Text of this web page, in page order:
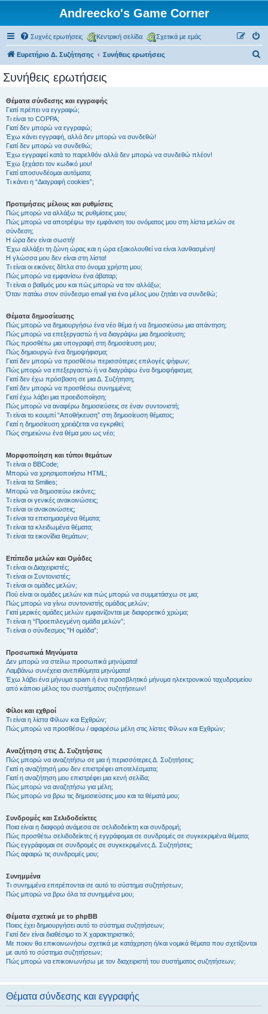
Andreecko's Game Corner
Συχνές ερωτήσεις Κεντρική σελίδα Σχετικά με εμάς
Ευρετήριο Δ. Συζήτησης Συνήθεις ερωτήσεις
Συνήθεις ερωτήσεις
Θέματα σύνδεσης και εγγραφής
Γιατί πρέπει να εγγραφώ;
Τι είναι το COPPA;
Γιατί δεν μπορώ να εγγραφώ;
Έχω κάνει εγγραφή, αλλά δεν μπορώ να συνδεθώ!
Γιατί δεν μπορώ να συνδεθώ;
Έχω εγγραφεί κατά το παρελθόν αλλά δεν μπορώ να συνδεθώ πλέον!
Έχω ξεχάσει τον κωδικό μου!
Γιατί αποσυνδέομαι αυτόματα;
Τι κάνει η “Διαγραφή cookies”;
Προτιμήσεις μέλους και ρυθμίσεις
Πώς μπορώ να αλλάξω τις ρυθμίσεις μου;
Πώς μπορώ να αποτρέψω την εμφάνιση του ονόματος μου στη λίστα μελών σε
σύνδεση;
Η ώρα δεν είναι σωστή!
Έχω αλλάξει τη ζώνη ώρας και η ώρα εξακολουθεί να είναι λανθασμένη!
Η γλώσσα μου δεν είναι στη λίστα!
Τι είναι οι εικόνες δίπλα στο όνομα χρήστη μου;
Πώς μπορώ να εμφανίσω ένα άβαταρ;
Τι είναι ο βαθμός μου και πώς μπορώ να τον αλλάξω;
Όταν πατάω στον σύνδεσμο email για ένα μέλος μου ζητάει να συνδεθώ;
Θέματα δημοσίευσης
Πώς μπορώ να δημιουργήσω ένα νέο θέμα ή να δημοσιεύσω μια απάντηση;
Πώς μπορώ να επεξεργαστώ ή να διαγράψω μια δημοσίευση;
Πώς προσθέτω μια υπογραφή στη δημοσίευση μου;
Πώς δημιουργώ ένα δημοψήφισμα;
Γιατί δεν μπορώ να προσθέσω περισσότερες επιλογές ψήφων;
Πώς μπορώ να επεξεργαστώ ή να διαγράψω ένα δημοψήφισμα;
Γιατί δεν έχω πρόσβαση σε μια Δ. Συζήτηση;
Γιατί δεν μπορώ να προσθέσω συνημμένα;
Γιατί έχω λάβει μια προειδοποίηση;
Πώς μπορώ να αναφέρω δημοσιεύσεις σε έναν συντονιστή;
Τι είναι το κουμπί “Αποθήκευση” στη δημοσίευση θέματος;
Γιατί η δημοσίευση χρειάζεται να εγκριθεί;
Πώς σημειώνω ένα θέμα μου ως νέο;
Μορφοποίηση και τύποι θεμάτων
Τι είναι ο BBCode;
Μπορώ να χρησιμοποιήσω HTML;
Τι είναι τα Smilies;
Μπορώ να δημοσιεύω εικόνες;
Τι είναι οι γενικές ανακοινώσεις;
Τι είναι οι ανακοινώσεις;
Τι είναι τα επισημασμένα θέματα;
Τι είναι τα κλειδωμένα θέματα;
Τι είναι τα εικονίδια θεμάτων;
Επίπεδα μελών και Ομάδες
Τι είναι οι Διαχειριστές;
Τι είναι οι Συντονιστές;
Τι είναι οι ομάδες μελών;
Πού είναι οι ομάδες μελών και πώς μπορώ να συμμετάσχω σε μια;
Πώς μπορώ να γίνω συντονιστής ομάδας μελών;
Γιατί μερικές ομάδες μελών εμφανίζονται με διαφορετικό χρώμα;
Τι είναι η “Προεπιλεγμένη ομάδα μελών”;
Τι είναι ο σύνδεσμος "Η ομάδα”;
Προσωπικά Μηνύματα
Δεν μπορώ να στείλω προσωπικά μηνύματα!
Λαμβάνω συνέχεια ανεπιθύμητα μηνύματα!
Έχω λάβει ένα μήνυμα spam ή ένα προσβλητικό μήνυμα ηλεκτρονικού ταχυδρομείου
από κάποιο μέλος του συστήματος συζητήσεων!
Φίλοι και εχθροί
Τι είναι η λίστα Φίλων και Εχθρών;
Πώς μπορώ να προσθέσω / αφαιρέσω μέλη στις λίστες Φίλων και Εχθρών;
Αναζήτηση στις Δ. Συζητήσεις
Πώς μπορώ να αναζητήσω σε μια ή περισσότερες Δ. Συζητήσεις;
Γιατί η αναζήτησή μου δεν επιστρέφει αποτελέσματα;
Γιατί η αναζήτηση μου επιστρέφει μια κενή σελίδα;
Πώς μπορώ να αναζητήσω για μέλη;
Πώς μπορώ να βρω τις δημοσιεύσεις μου και τα θέματά μου;
Συνδρομές και Σελιδοδείκτες
Ποια είναι η διαφορά ανάμεσα σε σελιδοδείκτη και συνδρομή;
Πώς προσθέτω σελιδοδείκτες ή εγγράφομαι σε συνδρομές σε συγκεκριμένα θέματα;
Πώς εγγράφομαι σε συνδρομές σε συγκεκριμένες Δ. Συζητήσεις;
Πώς αφαιρώ τις συνδρομές μου;
Συνημμένα
Τι συνημμένα επιτρέπονται σε αυτό το σύστημα συζητήσεων;
Πώς μπορώ να βρω όλα τα συνημμένα μου;
Θέματα σχετικά με το phpBB
Ποιος έχει δημιουργήσει αυτό το σύστημα συζητήσεων;
Γιατί δεν είναι διαθέσιμο το Χ χαρακτηριστικό;
Με ποιον θα επικοινωνήσω σχετικά με κατάχρηση ή/και νομικά θέματα που σχετίζονται
με αυτό το σύστημα συζητήσεων;
Πώς μπορώ να επικοινωνήσω με τον διαχειριστή του συστήματος συζητήσεων;
Θέματα σύνδεσης και εγγραφής